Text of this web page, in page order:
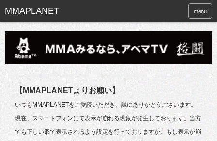
menu
【MMAPLANETよりお願い】
いつもMMAPLANETをご愛読いただき、誠にありがとうございます。
現在、スマートフォンにて表示が崩れる現象が発生しております。当方
でも正しい形で表示されるよう設定を行っておりますが、もし表示が崩